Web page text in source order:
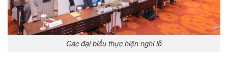
Các đại biểu thực hiện nghi lễ